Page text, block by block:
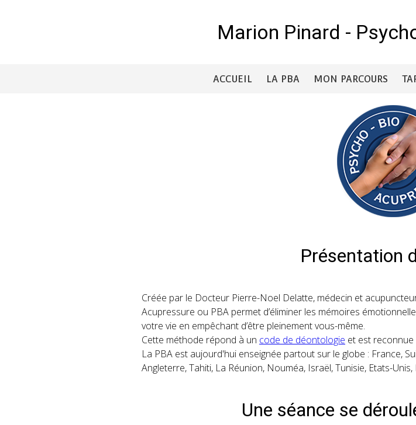
Marion Pinard -
ACCUEIL LA PBA MON PARCOURS
Présentation
Créée par le Docteur Pierre-Noel Delatte, médecin et
Acupressure ou PBA permet d’éliminer les mémoires
votre vie en empêchant d’être pleinement vous-même.
Cette méthode répond à un code de déontologie et est
La PBA est aujourd'hui enseignée partout sur le globe : France,
Angleterre, Tahiti, La Réunion, Nouméa, Israël, Tunisie, Etats-Unis,
Une séance se